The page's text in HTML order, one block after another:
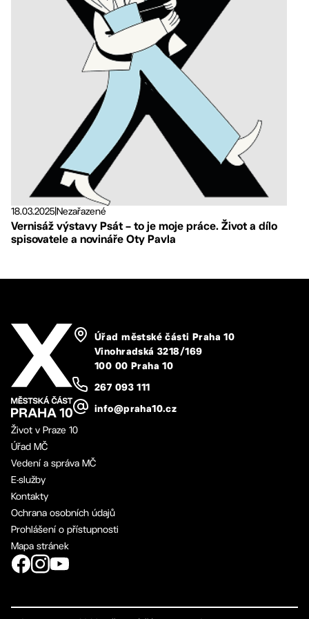
18.03.2025|Nezařazené
Vernisáž výstavy Psát – to je moje práce. Život a dílo
spisovatele a novináře Oty Pavla
Úřad městské části Praha 10
Vinohradská 3218/169
100 00 Praha 10
267 093 111
info@praha10.cz
Život v Praze 10
Úřad MČ
Vedení a správa MČ
E-služby
Kontakty
Ochrana osobních údajů
Prohlášení o přístupnosti
Mapa stránek